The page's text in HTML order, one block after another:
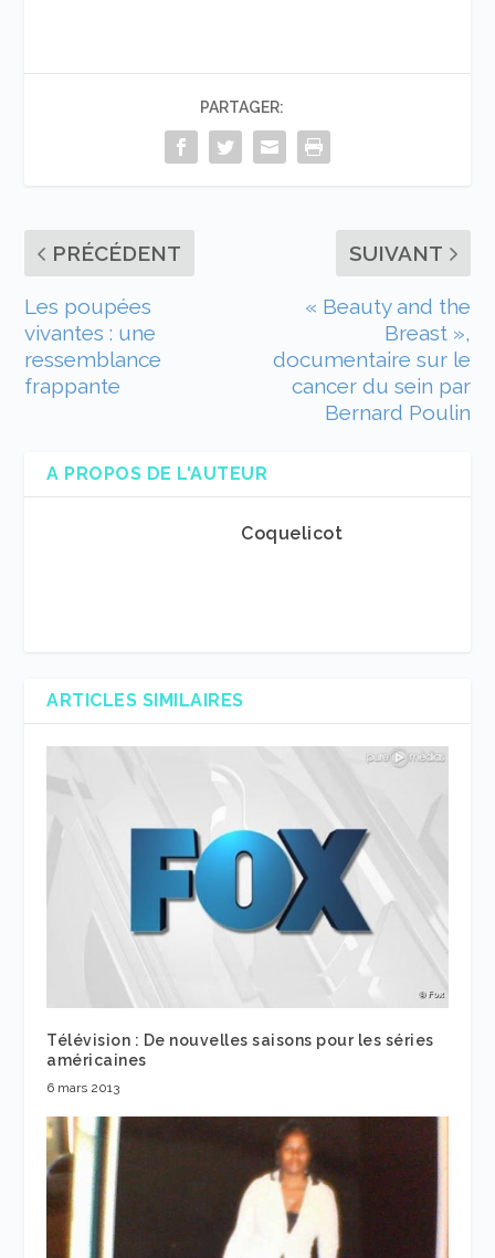
PARTAGER:
PRÉCÉDENT
Les poupées
vivantes : une
ressemblance
frappante
SUIVANT
« Beauty and the
Breast »,
documentaire sur le
cancer du sein par
Bernard Poulin
A PROPOS DE L'AUTEUR
Coquelicot
ARTICLES SIMILAIRES
Télévision : De nouvelles saisons pour les séries
américaines
6 mars 2013